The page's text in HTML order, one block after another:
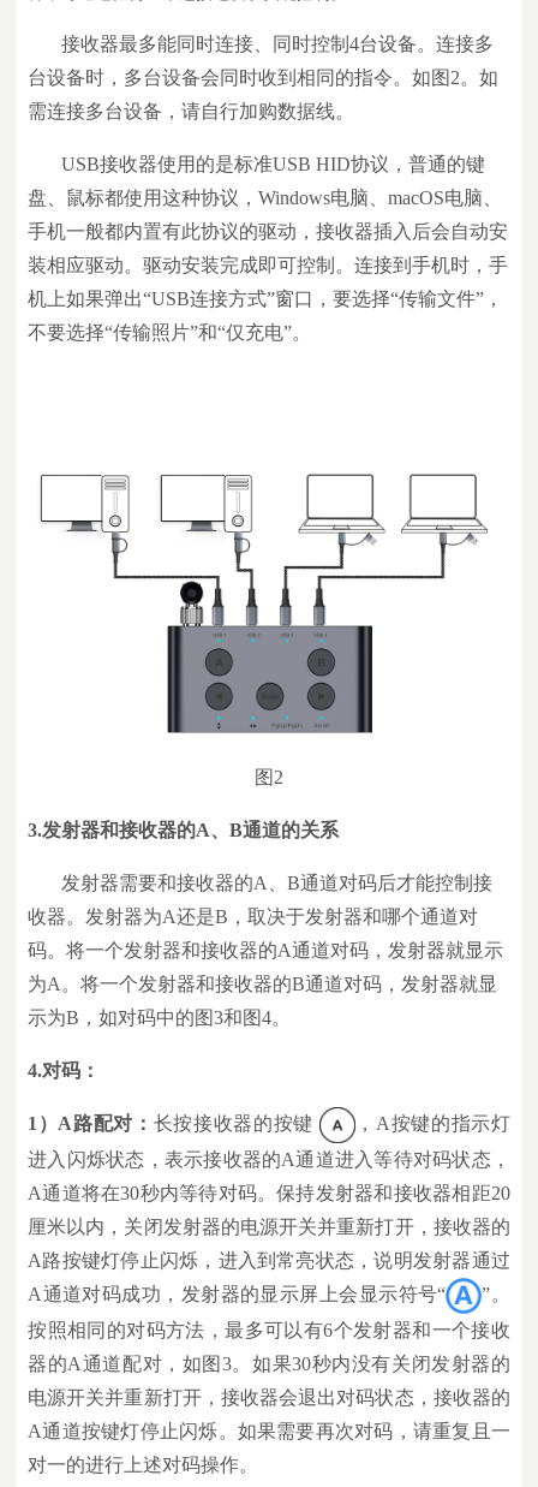
接收器最多能同时连接、同时控制4台设备。连接多
台设备时，多台设备会同时收到相同的指令。如图2。如
需连接多台设备，请自行加购数据线。
USB接收器使用的是标准USB HID协议，普通的键
盘、鼠标都使用这种协议，Windows电脑、macOS电脑、
手机一般都内置有此协议的驱动，接收器插入后会自动安
装相应驱动。驱动安装完成即可控制。连接到手机时，手
机上如果弹出“USB连接方式”窗口，要选择“传输文件”，
不要选择“传输照片”和“仅充电”。
图2
3.发射器和接收器的A、B通道的关系
发射器需要和接收器的A、B通道对码后才能控制接
收器。发射器为A还是B，取决于发射器和哪个通道对
码。将一个发射器和接收器的A通道对码，发射器就显示
为A。将一个发射器和接收器的B通道对码，发射器就显
示为B，如对码中的图3和图4。
4.对码：
1）A路配对： 长按接收器的按键
，A按键的指示灯
进入闪烁状态，表示接收器的A通道进入等待对码状态，
A通道将在30秒内等待对码。保持发射器和接收器相距20
厘米以内，关闭发射器的电源开关并重新打开，接收器的
A路按键灯停止闪烁，进入到常亮状态，说明发射器通过
A通道对码成功，发射器的显示屏上会显示符号“
”。
按照相同的对码方法，最多可以有6个发射器和一个接收
器的A通道配对，如图3。如果30秒内没有关闭发射器的
电源开关并重新打开，接收器会退出对码状态，接收器的
A通道按键灯停止闪烁。如果需要再次对码，请重复且一
对一的进行上述对码操作。